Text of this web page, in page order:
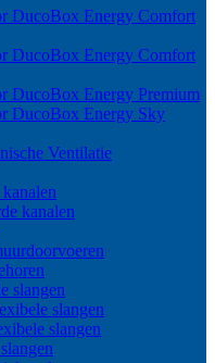
DucoBox Energy Comfort
DucoBox Energy Comfort
DucoBox Energy Premium
DucoBox Energy Sky
Ventilatie
kanalen
slangen
slangen
slangen